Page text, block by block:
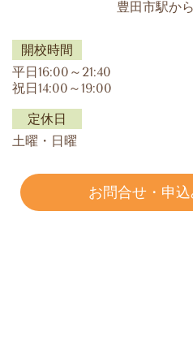
豊田市駅か
開校時間
平日16:00～21:40
祝日14:00～19:00
定休日
土曜・日曜
お問合せ・申